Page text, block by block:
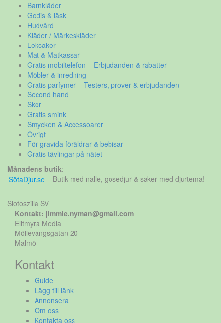
Barnkläder
Godis & läsk
Hudvård
Kläder / Märkeskläder
Leksaker
Mat & Matkassar
Gratis mobiltelefon – Erbjudanden & rabatter
Möbler & inredning
Gratis parfymer – Testers, prover & erbjudanden
Second hand
Skor
Gratis smink
Smycken & Accessoarer
Övrigt
För gravida föräldrar & bebisar
Gratis tävlingar på nätet
Månadens butik:
SötaDjur.se - Butik med nalle, gosedjur & saker med djurtema!
Slotoszilla SV
Kontakt: jimmie.nyman@gmail.com
Elitmyra Media
Möllevångsgatan 20
Malmö
Kontakt
Guide
Lägg till länk
Annonsera
Om oss
Kontakta oss